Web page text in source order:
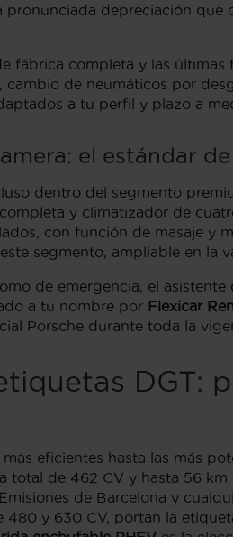
depreciación que
fábrica completa y las últimas
, cambio de neumáticos por
a tu perfil y plazo a
el estándar
dentro del segmento
y climatizador de
con función de masaje y
segmento, ampliable en la
de emergencia, el
a tu nombre por Flexicar
Porsche durante toda la
DGT:
eficientes hasta las más
de 462 CV y hasta 56
de Barcelona y
480 y 630 CV, portan la